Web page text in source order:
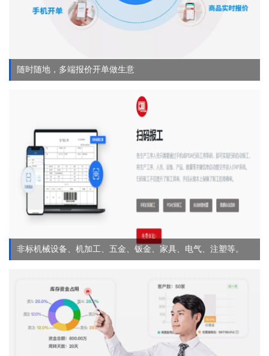
随时随地，多端报价开单做生意
非标机械设备、机加工、五金、钣金、家具、电气、注塑等。